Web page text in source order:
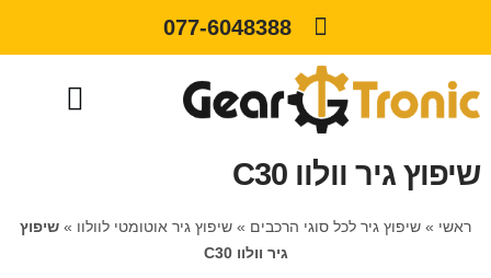
077-6048388
שיפוץ גיר וולוו C30
ראשי » שיפוץ גיר לכל סוגי הרכבים » שיפוץ גיר אוטומטי לוולוו » שיפוץ
גיר וולוו C30